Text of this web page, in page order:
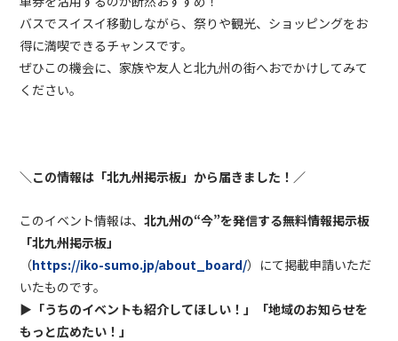
バスでスイスイ移動しながら、祭りや観光、ショッピングをお
得に満喫できるチャンスです。
ぜひこの機会に、家族や友人と北九州の街へおでかけしてみて
ください。
＼この情報は「北九州掲示板」から届きました！／
このイベント情報は、北九州の“今”を発信する無料情報掲示板
「北九州掲示板」
（https://iko-sumo.jp/about_board/）にて掲載申請いただ
いたものです。
▶︎ 「うちのイベントも紹介してほしい！」「地域のお知らせを
もっと広めたい！」